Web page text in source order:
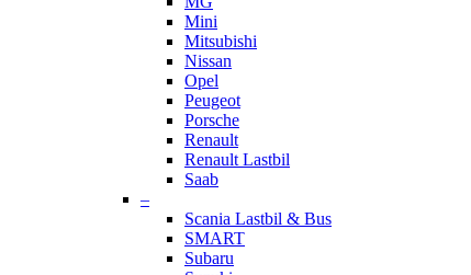
Mini
Mitsubishi
Nissan
Opel
Peugeot
Porsche
Renault
Renault Lastbil
Saab
–
Scania Lastbil & Bus
SMART
Subaru